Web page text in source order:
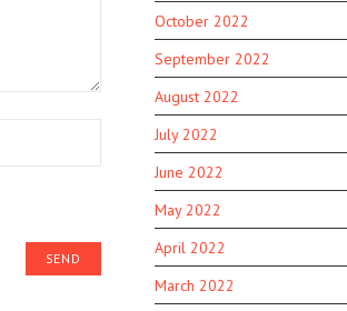
October 2022
September 2022
August 2022
July 2022
June 2022
May 2022
April 2022
March 2022